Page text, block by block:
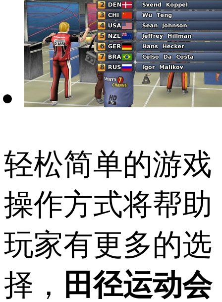
轻松简单的游戏
操作方式将帮助
玩家有更多的选
择， 田径运动会